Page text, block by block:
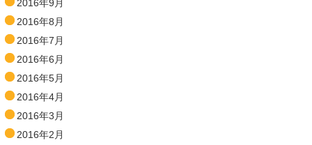
2016年9月
2016年8月
2016年7月
2016年6月
2016年5月
2016年4月
2016年3月
2016年2月